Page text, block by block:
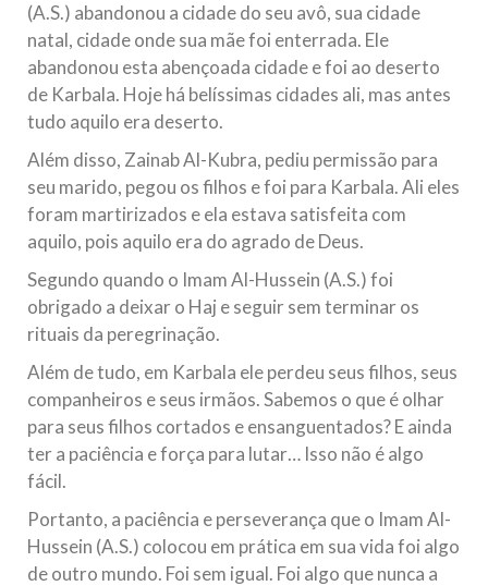
(A.S.) abandonou a cidade do seu avô, sua cidade
natal, cidade onde sua mãe foi enterrada. Ele
abandonou esta abençoada cidade e foi ao deserto
de Karbala. Hoje há belíssimas cidades ali, mas antes
tudo aquilo era deserto.
Além disso, Zainab Al-Kubra, pediu permissão para
seu marido, pegou os filhos e foi para Karbala. Ali eles
foram martirizados e ela estava satisfeita com
aquilo, pois aquilo era do agrado de Deus.
Segundo quando o Imam Al-Hussein (A.S.) foi
obrigado a deixar o Haj e seguir sem terminar os
rituais da peregrinação.
Além de tudo, em Karbala ele perdeu seus filhos, seus
companheiros e seus irmãos. Sabemos o que é olhar
para seus filhos cortados e ensanguentados? E ainda
ter a paciência e força para lutar… Isso não é algo
fácil.
Portanto, a paciência e perseverança que o Imam Al-
Hussein (A.S.) colocou em prática em sua vida foi algo
de outro mundo. Foi sem igual. Foi algo que nunca a